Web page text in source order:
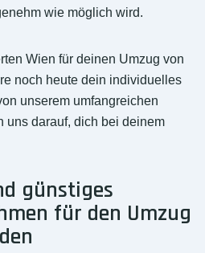
wie möglich wird.
Wien für deinen Umzug von
noch heute dein individuelles
unserem umfangreichen
uns darauf, dich bei deinem
günstiges
für den Umzug